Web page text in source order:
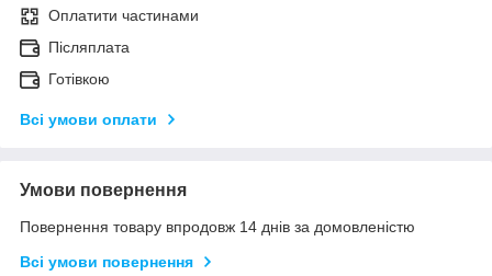
Оплатити частинами
Післяплата
Готівкою
Всі умови оплати
Умови повернення
Повернення товару впродовж 14 днів за домовленістю
Всі умови повернення